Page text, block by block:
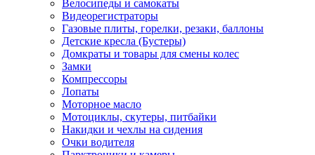
Велосипеды и самокаты
Видеорегистраторы
Газовые плиты, горелки, резаки, баллоны
Детские кресла (Бустеры)
Домкраты и товары для смены колес
Замки
Компрессоры
Лопаты
Моторное масло
Мотоциклы, скутеры, питбайки
Накидки и чехлы на сидения
Очки водителя